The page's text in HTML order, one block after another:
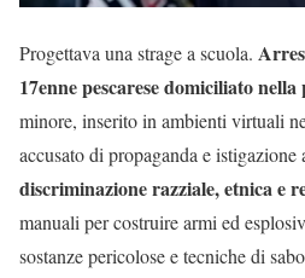
Progettava una strage a scuola.
17enne pescarese domiciliato
minore, inserito in ambienti virtuali
accusato di propaganda e istigazione
discriminazione razziale, etnica e
manuali per costruire armi ed
sostanze pericolose e tecniche di